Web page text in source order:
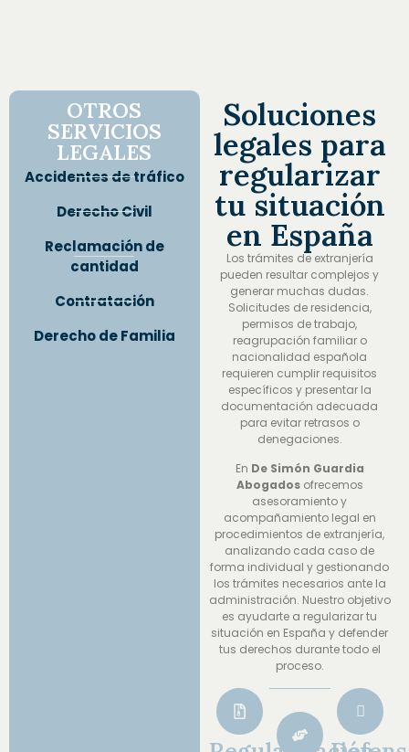
OTROS
SERVICIOS
LEGALES
Accidentes de tráfico
Derecho Civil
Reclamación de
cantidad
Contratación
Derecho de Familia
Soluciones
legales para
regularizar
tu situación
en España
Los trámites de extranjería
pueden resultar complejos y
generar muchas dudas.
Solicitudes de residencia,
permisos de trabajo,
reagrupación familiar o
nacionalidad española
requieren cumplir requisitos
específicos y presentar la
documentación adecuada
para evitar retrasos o
denegaciones.
En De Simón Guardia
Abogadosofrecemos
asesoramiento y
acompañamiento legal en
procedimientos de extranjería,
analizando cada caso de
forma individual y gestionando
los trámites necesarios ante la
administración. Nuestro objetivo
es ayudarte a regularizar tu
situación en España y defender
tus derechos durante todo el
proceso.